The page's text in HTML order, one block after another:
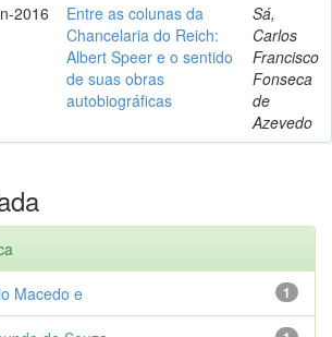
2016
Entre as colunas da
Chancelaria do Reich:
Albert Speer e o sentido
de suas obras
autobiográficas
Sá,
Carlos
Francisco
Fonseca
de
Azevedo
1
Macedo e